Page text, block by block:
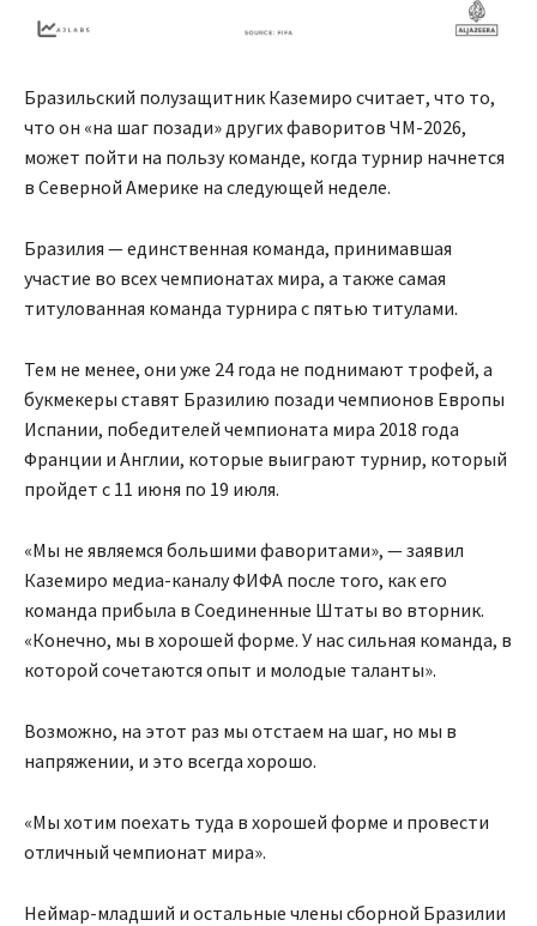
Бразильский полузащитник Каземиро считает, что то,
что он «на шаг позади» других фаворитов ЧМ-2026,
может пойти на пользу команде, когда турнир начнется
в Северной Америке на следующей неделе.
Бразилия — единственная команда, принимавшая
участие во всех чемпионатах мира, а также самая
титулованная команда турнира с пятью титулами.
Тем не менее, они уже 24 года не поднимают трофей, а
букмекеры ставят Бразилию позади чемпионов Европы
Испании, победителей чемпионата мира 2018 года
Франции и Англии, которые выиграют турнир, который
пройдет с 11 июня по 19 июля.
«Мы не являемся большими фаворитами», — заявил
Каземиро медиа-каналу ФИФА после того, как его
команда прибыла в Соединенные Штаты во вторник.
«Конечно, мы в хорошей форме. У нас сильная команда, в
которой сочетаются опыт и молодые таланты».
Возможно, на этот раз мы отстаем на шаг, но мы в
напряжении, и это всегда хорошо.
«Мы хотим поехать туда в хорошей форме и провести
отличный чемпионат мира».
Неймар-младший и остальные члены сборной Бразилии